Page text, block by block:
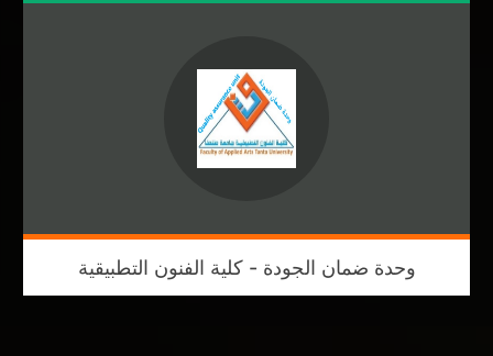
وحدة ضمان الجودة - كلية الفنون التطبيقية